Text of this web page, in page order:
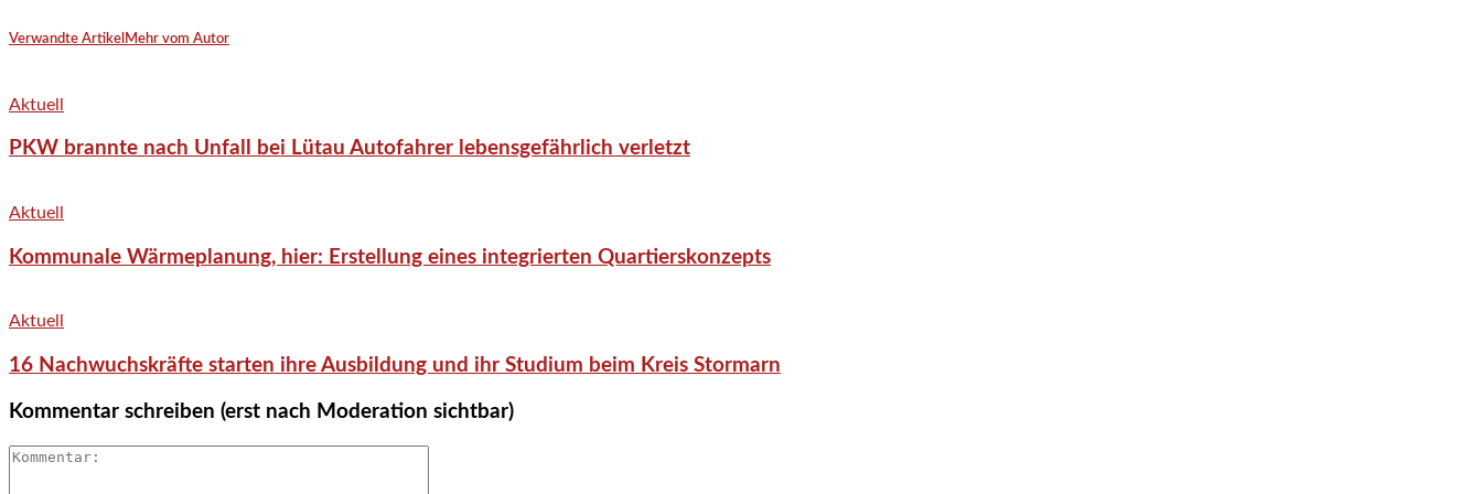
Verwandte Artikel Mehr vom Autor
Aktuell
PKW brannte nach Unfall bei Lütau Autofahrer lebensgefährlich verletzt
Aktuell
Kommunale Wärmeplanung, hier: Erstellung eines integrierten Quartierskonzepts
Aktuell
16 Nachwuchskräfte starten ihre Ausbildung und ihr Studium beim Kreis Stormarn
Kommentar schreiben (erst nach Moderation sichtbar)